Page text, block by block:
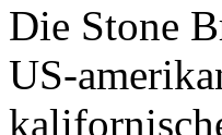
Die Stone
US-